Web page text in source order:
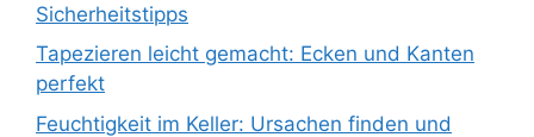
Sicherheitstipps
Tapezieren leicht gemacht: Ecken und Kanten
perfekt
Feuchtigkeit im Keller: Ursachen finden und